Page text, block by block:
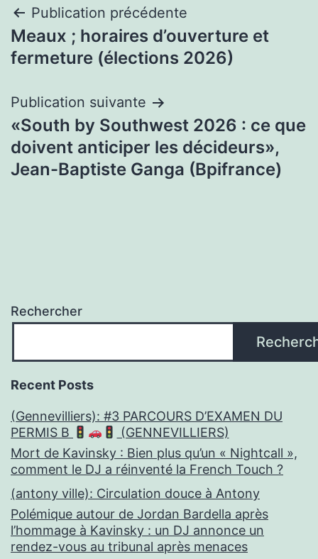
Navigation
de
Publication précédente
Meaux ; horaires d’ouverture et
fermeture (élections 2026)
Publication suivante
«South by Southwest 2026 : ce que
doivent anticiper les décideurs»,
Jean-Baptiste Ganga (Bpifrance)
Rechercher
Recent Posts
(Gennevilliers): #3 PARCOURS D’EXAMEN DU
PERMIS B
(GENNEVILLIERS)
Mort de Kavinsky : Bien plus qu’un « Nightcall »,
comment le DJ a réinventé la French Touch ?
(antony ville): Circulation douce à Antony
Polémique autour de Jordan Bardella après
l’hommage à Kavinsky : un DJ annonce un
rendez-vous au tribunal après menaces